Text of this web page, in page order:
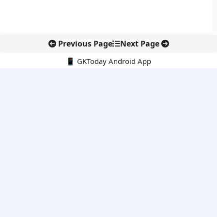
Previous Page Next Page
📱 GKToday Android App